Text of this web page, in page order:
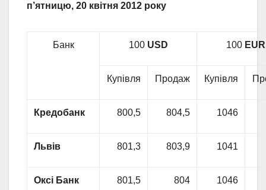
п’ятницю, 20 квітня 2012 року
Банк 100 USD 100 EUR
Купівля Продаж Купівля
Кредобанк 800,5 804,5 1046
Львів 801,3 803,9 1041
Оксі Банк 801,5 804 1046